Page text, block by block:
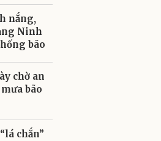
nắng,
Ninh
bão
chờ an
bão
chắn”